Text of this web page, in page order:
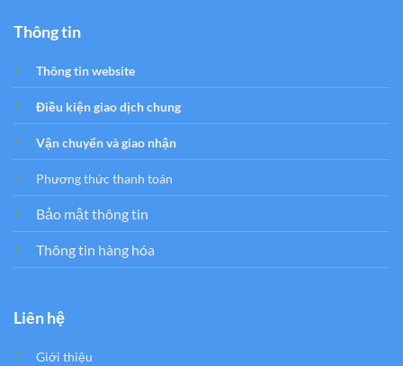
Thông tin
Thông tin website
Điều kiện giao dịch chung
Vận chuyển và giao nhận
Phương thức thanh toán
Bảo mật thông tin
Thông tin hàng hóa
Liên hệ
Giới thiệu